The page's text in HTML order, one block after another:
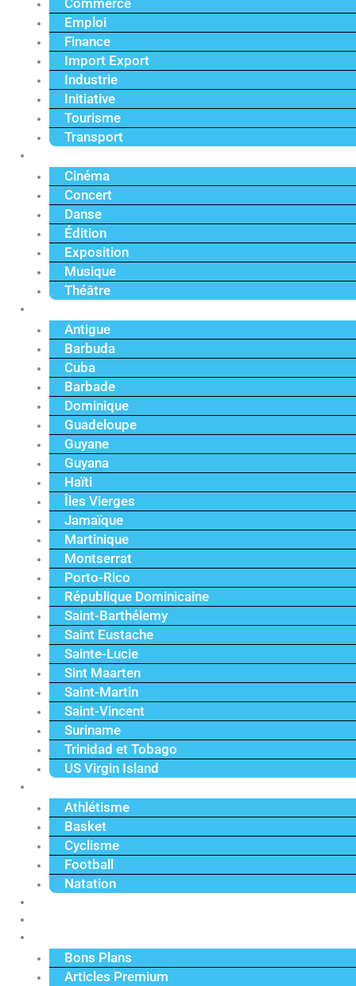
Commerce
Emploi
Finance
Import Export
Industrie
Initiative
Tourisme
Transport
Cinéma
Concert
Danse
Édition
Exposition
Musique
Théâtre
Antigue
Barbuda
Cuba
Barbade
Dominique
Guadeloupe
Guyane
Guyana
Haïti
Îles Vierges
Jamaïque
Martinique
Montserrat
Porto-Rico
République Dominicaine
Saint-Barthélemy
Saint Eustache
Sainte-Lucie
Sint Maarten
Saint-Martin
Saint-Vincent
Suriname
Trinidad et Tobago
US Virgin Island
Athlétisme
Basket
Cyclisme
Football
Natation
Bons Plans
Articles Premium